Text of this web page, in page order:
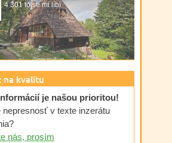
4 301 to se mi líbí
na kvalitu
je našou prioritou!
nepresnosť v texte inzerátu
nás, prosím